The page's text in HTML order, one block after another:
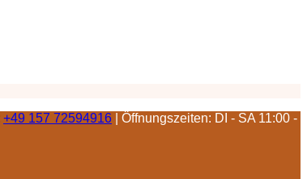
+49 157 72594916 | Öffnungszeiten: DI - SA 11:00 -